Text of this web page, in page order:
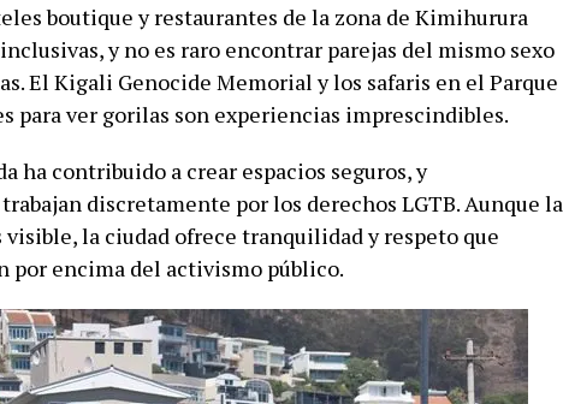
boutique y restaurantes de la zona de Kimihurura
y no es raro encontrar parejas del mismo sexo
El Kigali Genocide Memorial y los safaris en el Parque
para ver gorilas son experiencias imprescindibles.
ha contribuido a crear espacios seguros, y
discretamente por los derechos LGTB. Aunque la
visible, la ciudad ofrece tranquilidad y respeto que
por encima del activismo público.